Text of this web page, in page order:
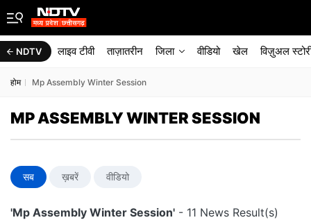
NDTV लाइव टीवी ताज़ातरीन जिला वीडियो खेल विज़ुअल
होम Mp Assembly Winter Session
MP ASSEMBLY WINTER SESSION
सब ख़बरें वीडियो
'Mp Assembly Winter Session' - 11 News Result(s)